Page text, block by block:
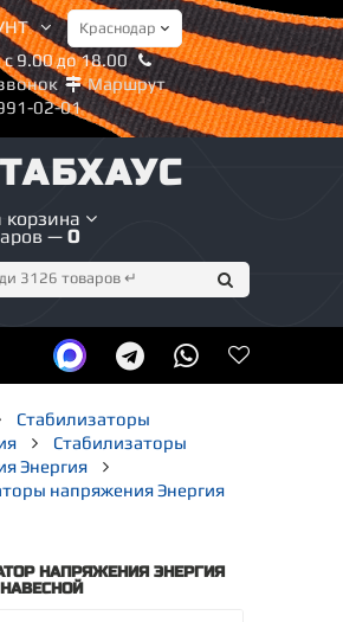
с 9.00 до 18.00
Маршрут
02-01
— 0
Стабилизаторы
Стабилизаторы
Энергия
напряжения Энергия
НАПРЯЖЕНИЯ ЭНЕРГИЯ